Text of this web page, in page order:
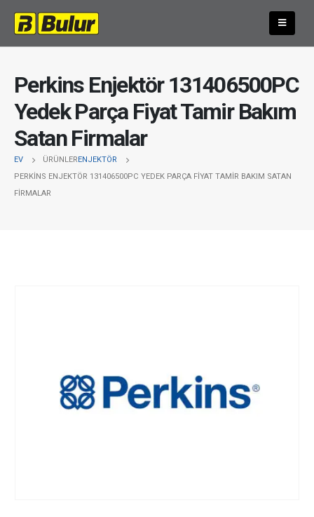
Perkins Enjektör 131406500PC
Yedek Parça Fiyat Tamir Bakım
Satan Firmalar
EV ÜRÜNLERENJEKTÖR
PERKINS ENJEKTÖR 131406500PC YEDEK PARÇA FIYAT TAMIR BAKIM SATAN
FIRMALAR